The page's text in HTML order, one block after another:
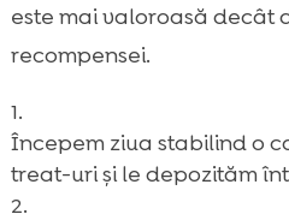
este mai valoroasă decât
recompensei.
Începem ziua stabilind o
treat-uri și le depozităm